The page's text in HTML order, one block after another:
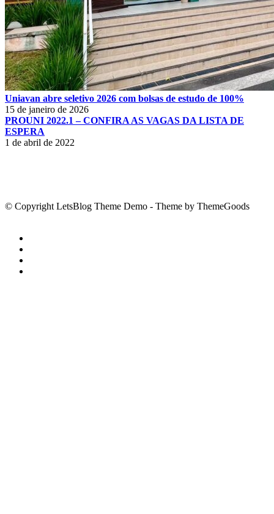
Uniavan abre seletivo 2026 com bolsas de estudo de 100%
15 de janeiro de 2026
PROUNI 2022.1 – CONFIRA AS VAGAS DA LISTA DE
ESPERA
1 de abril de 2022
© Copyright LetsBlog Theme Demo - Theme by ThemeGoods